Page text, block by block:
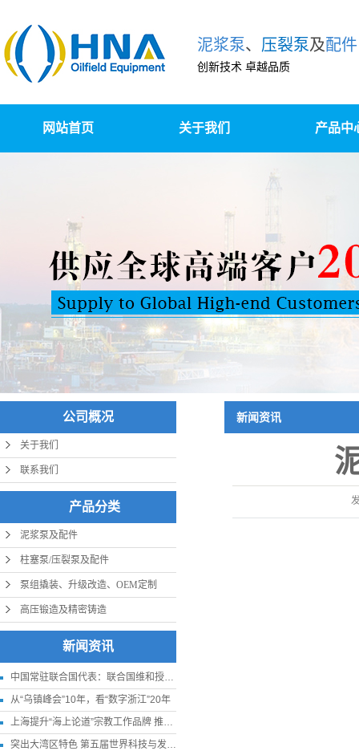
泥浆泵、 压裂泵及配件
创新技术 卓越品质
网站首页 关于我们 产品中
高压锻造及精
公司概况
关于我们
联系我们
产品分类
泥浆泵及配件
柱塞泵/压裂泵及配件
泵组撬装、升级改造、OEM定制
高压锻造及精密铸造
新闻资讯
中国常驻联合国代表：联合国维和授权应更贴近实际
从“乌镇峰会”10年，看“数字浙江”20年
上海提升“海上论道”宗教工作品牌 推进我国宗教中国化走深走实
突出大湾区特色 第五届世界科技与发展论坛11月下旬在深圳举行
新闻资讯